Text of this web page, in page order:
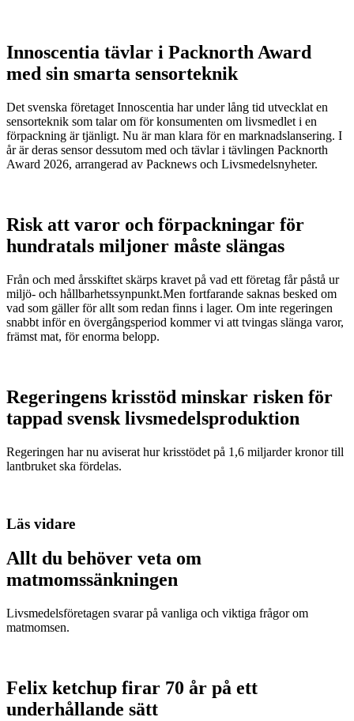
Innoscentia tävlar i Packnorth Award
med sin smarta sensorteknik
Det svenska företaget Innoscentia har under lång tid utvecklat en
sensorteknik som talar om för konsumenten om livsmedlet i en
förpackning är tjänligt. Nu är man klara för en marknadslansering. I
år är deras sensor dessutom med och tävlar i tävlingen Packnorth
Award 2026, arrangerad av Packnews och Livsmedelsnyheter.
Risk att varor och förpackningar för
hundratals miljoner måste slängas
Från och med årsskiftet skärps kravet på vad ett företag får påstå ur
miljö- och hållbarhetssynpunkt.Men fortfarande saknas besked om
vad som gäller för allt som redan finns i lager. Om inte regeringen
snabbt inför en övergångsperiod kommer vi att tvingas slänga varor,
främst mat, för enorma belopp.
Regeringens krisstöd minskar risken för
tappad svensk livsmedelsproduktion
Regeringen har nu aviserat hur krisstödet på 1,6 miljarder kronor till
lantbruket ska fördelas.
Läs vidare
Allt du behöver veta om
matmomssänkningen
Livsmedelsföretagen svarar på vanliga och viktiga frågor om
matmomsen.
Felix ketchup firar 70 år på ett
underhållande sätt